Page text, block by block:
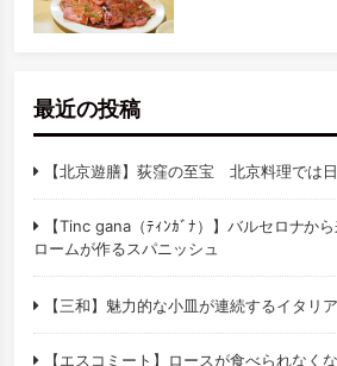
最近の投稿
【北京遊膳】荻窪の至宝 北京料理では
【Tinc gana（ﾃｨﾝｶﾞﾅ）】バルセロナか
ロームが作るスパニッシュ
【三和】魅力的な小皿が連続するイタリ
【エスコミート】ロースが食べられなく